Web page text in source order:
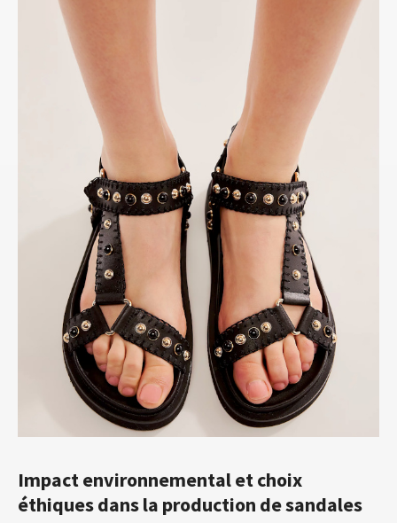
Impact environnemental et choix
éthiques dans la production de sandales